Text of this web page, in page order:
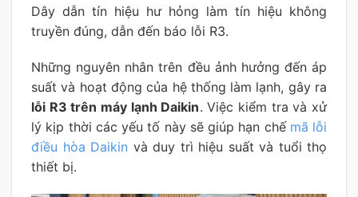
Dây dẫn tín hiệu hư hỏng làm tín hiệu không
truyền đúng, dẫn đến báo lỗi R3.
Những nguyên nhân trên đều ảnh hưởng đến áp
suất và hoạt động của hệ thống làm lạnh, gây ra
lỗi R3 trên máy lạnh Daikin. Việc kiểm tra và xử
lý kịp thời các yếu tố này sẽ giúp hạn chế mã lỗi
điều hòa Daikin và duy trì hiệu suất và tuổi thọ
thiết bị.